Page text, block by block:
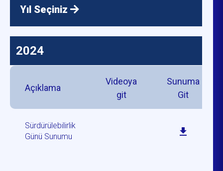
Yıl Seçiniz
2024
Açıklama
Videoya
git
Sunuma
Git
Sürdürülebilirlik
Günü Sunumu